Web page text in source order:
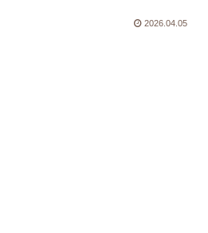
2026.04.05